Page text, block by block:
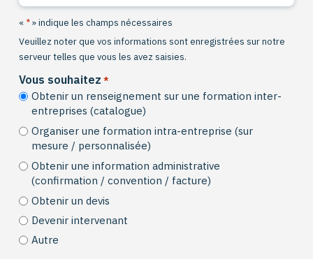
« *» indique les champs nécessaires
Veuillez noter que vos informations sont enregistrées sur notre
serveur telles que vous les avez saisies.
Vous souhaitez *
Obtenir un renseignement sur une formation inter-
entreprises (catalogue)
Organiser une formation intra-entreprise (sur
mesure / personnalisée)
Obtenir une information administrative
(confirmation / convention / facture)
Obtenir un devis
Devenir intervenant
Autre